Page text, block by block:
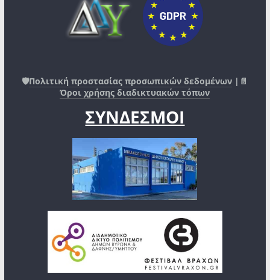
🛡️Πολιτική προστασίας προσωπικών δεδομένων |📄
Όροι χρήσης διαδικτυακών τόπων
ΣΥΝΔΕΣΜΟΙ